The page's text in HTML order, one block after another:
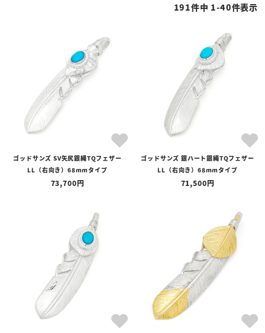
セール商品
ブランド
価格
191件中 1-40件表示
ゴッドサンズ SV矢尻銀縄TQフェザー
LL（右向き）68mmタイプ
73,700
ゴッドサンズ 銀ハート銀縄TQフェザー
LL（右向き）68mmタイプ
71,500